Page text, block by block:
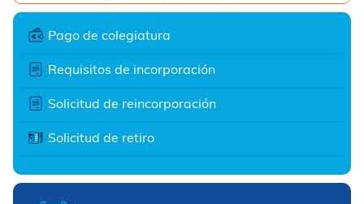
Pago de colegiatura
Requisitos de incorporación
Solicitud de reincorporación
Solicitud de retiro